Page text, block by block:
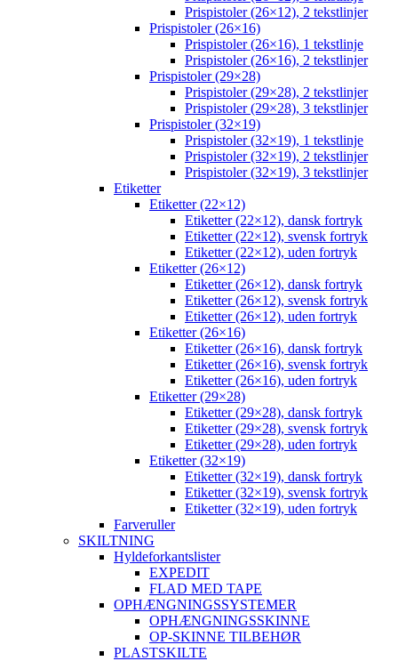
Prispistoler (26×12), 2 tekstlinjer
Prispistoler (26×16)
Prispistoler (26×16), 1 tekstlinje
Prispistoler (26×16), 2 tekstlinjer
Prispistoler (29×28)
Prispistoler (29×28), 2 tekstlinjer
Prispistoler (29×28), 3 tekstlinjer
Prispistoler (32×19)
Prispistoler (32×19), 1 tekstlinje
Prispistoler (32×19), 2 tekstlinjer
Prispistoler (32×19), 3 tekstlinjer
Etiketter
Etiketter (22×12)
Etiketter (22×12), dansk fortryk
Etiketter (22×12), svensk fortryk
Etiketter (22×12), uden fortryk
Etiketter (26×12)
Etiketter (26×12), dansk fortryk
Etiketter (26×12), svensk fortryk
Etiketter (26×12), uden fortryk
Etiketter (26×16)
Etiketter (26×16), dansk fortryk
Etiketter (26×16), svensk fortryk
Etiketter (26×16), uden fortryk
Etiketter (29×28)
Etiketter (29×28), dansk fortryk
Etiketter (29×28), svensk fortryk
Etiketter (29×28), uden fortryk
Etiketter (32×19)
Etiketter (32×19), dansk fortryk
Etiketter (32×19), svensk fortryk
Etiketter (32×19), uden fortryk
Farveruller
SKILTNING
Hyldeforkantslister
EXPEDIT
FLAD MED TAPE
OPHÆNGNINGSSYSTEMER
OPHÆNGNINGSSKINNE
OP-SKINNE TILBEHØR
PLASTSKILTE